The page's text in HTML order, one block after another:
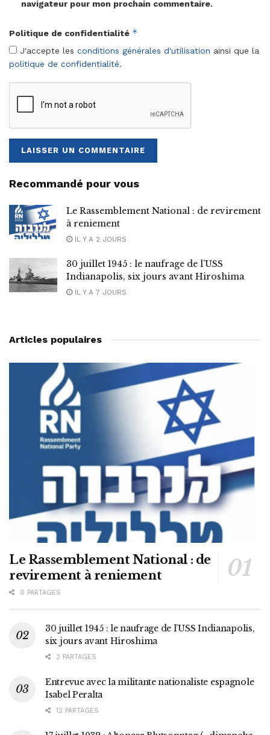
navigateur pour mon prochain commentaire.
Politique de confidentialité *
J'accepte les conditions générales d'utilisation ainsi que la
politique de confidentialité.
Recommandé pour vous
Le Rassemblement National : de revirement
à reniement
IL Y A 2 JOURS
30 juillet 1945 : le naufrage de l’USS
Indianapolis, six jours avant Hiroshima
IL Y A 7 JOURS
Articles populaires
Le Rassemblement National : de
revirement à reniement
0 PARTAGES
30 juillet 1945 : le naufrage de l’USS Indianapolis,
six jours avant Hiroshima
2 PARTAGES
Entrevue avec la militante nationaliste espagnole
Isabel Peralta
12 PARTAGES